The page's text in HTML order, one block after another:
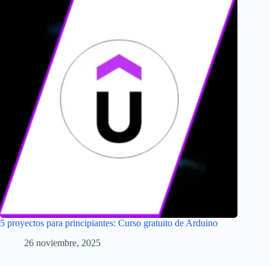
5 proyectos para principiantes: Curso gratuito de Arduino
26 noviembre, 2025